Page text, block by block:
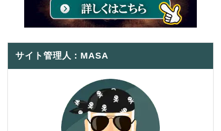
サイト管理人：MASA